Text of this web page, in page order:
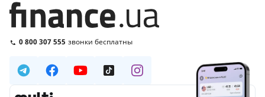
0 800 307 555 звонки бесплатны